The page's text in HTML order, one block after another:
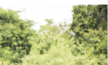
ل
ب
ه
ا